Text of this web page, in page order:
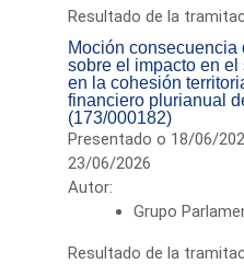
Resultado de la
Moción
sobre el impacto en
en la cohesión
financiero plurianual
(173/000182)
Presentado o 18/06/
23/06/2026
Autor:
Grupo
Resultado de la